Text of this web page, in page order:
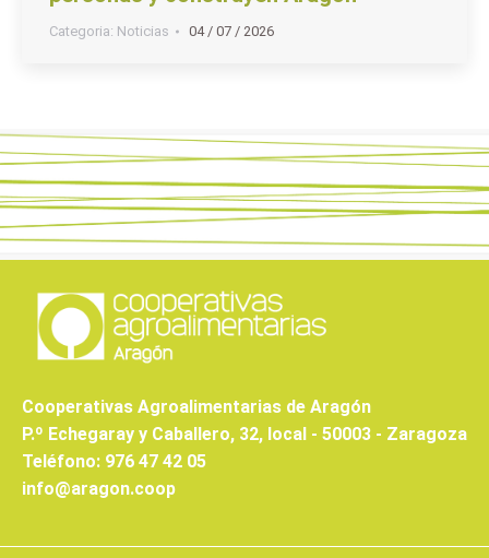
Categoria: Noticias 04 / 07 / 2026
Cooperativas Agroalimentarias de Aragón
P.º Echegaray y Caballero, 32, local - 50003 - Zaragoza
Teléfono: 976 47 42 05
info@aragon.coop